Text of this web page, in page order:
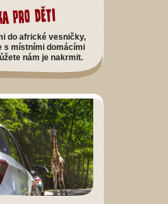
pro děti
do africké vesničky,
s místními domácími
nám je nakrmit.